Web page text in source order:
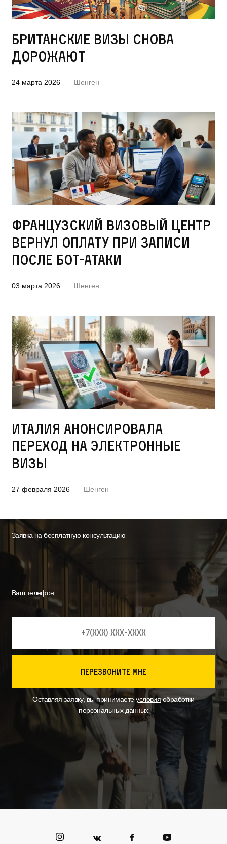
Британские визы снова
дорожают
24 марта 2026 Шенген
Французский визовый центр
вернул оплату при записи
после бот-атаки
03 марта 2026 Шенген
Италия анонсировала
переход на электронные
визы
27 февраля 2026 Шенген
Заявка на бесплатную консультацию
Ваш телефон
перезвоните мне
Оставляя заявку, вы принимаетеусловияобработки
персональных данных